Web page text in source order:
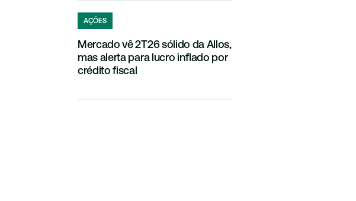
AÇÕES
Mercado vê 2T26 sólido da Allos,
mas alerta para lucro inflado por
crédito fiscal